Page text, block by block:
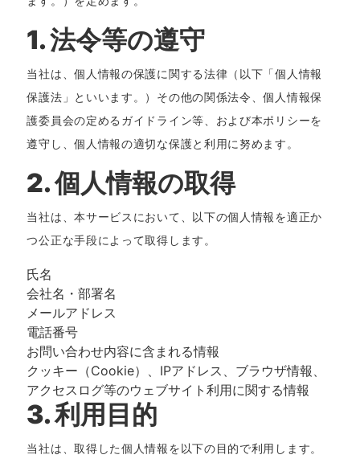
1. 法令等の遵守
当社は、個人情報の保護に関する法律（以下「個人情報
保護法」といいます。）その他の関係法令、個人情報保
護委員会の定めるガイドライン等、および本ポリシーを
遵守し、個人情報の適切な保護と利用に努めます。
2. 個人情報の取得
当社は、本サービスにおいて、以下の個人情報を適正か
つ公正な手段によって取得します。
氏名
会社名・部署名
メールアドレス
電話番号
お問い合わせ内容に含まれる情報
クッキー（Cookie）、IPアドレス、ブラウザ情報、
アクセスログ等のウェブサイト利用に関する情報
3. 利用目的
当社は、取得した個人情報を以下の目的で利用します。